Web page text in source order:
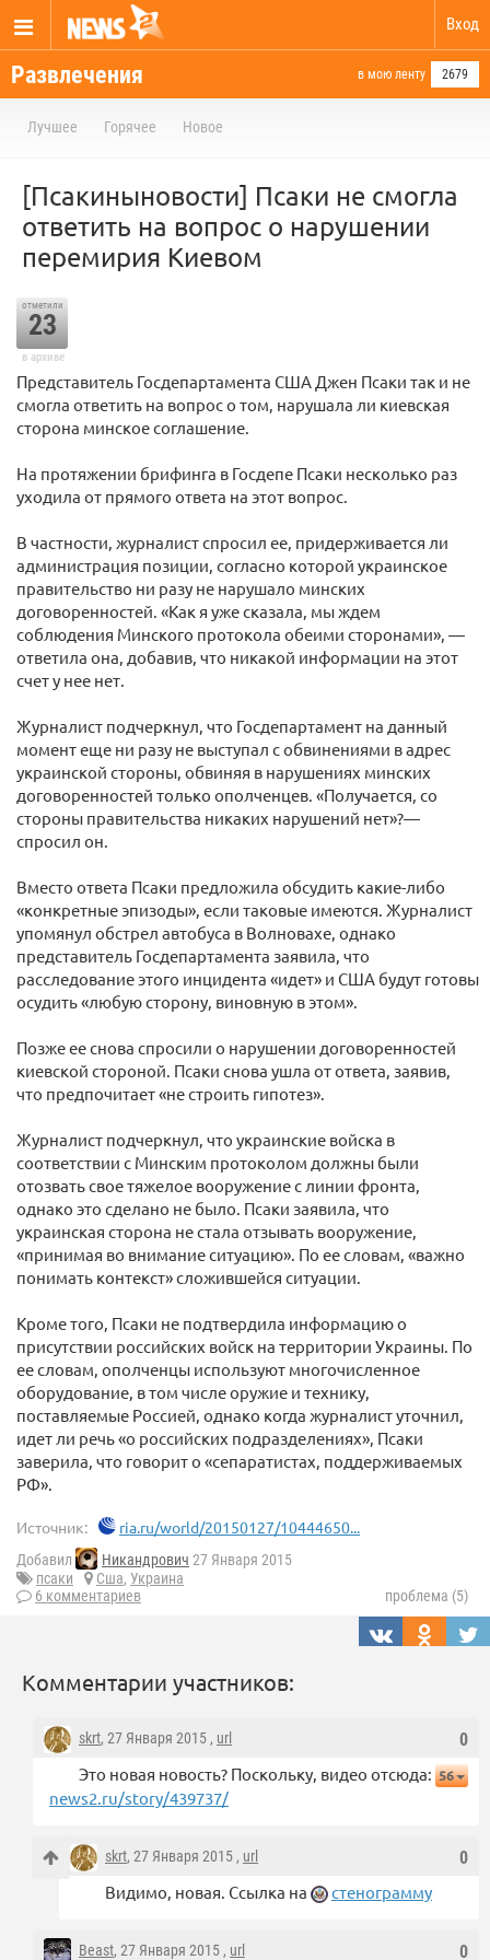
Вход
Развлечения в мою ленту 2679
Лучшее Горячее Новое
[Псакиныновости] Псаки не смогла
ответить на вопрос о нарушении
перемирия Киевом
отметили
23
в архиве
Представитель Госдепартамента США Джен Псаки так и не
смогла ответить на вопрос о том, нарушала ли киевская
сторона минское соглашение.
На протяжении брифинга в Госдепе Псаки несколько раз
уходила от прямого ответа на этот вопрос.
В частности, журналист спросил ее, придерживается ли
администрация позиции, согласно которой украинское
правительство ни разу не нарушало минских
договоренностей. «Как я уже сказала, мы ждем
соблюдения Минского протокола обеими сторонами», —
ответила она, добавив, что никакой информации на этот
счет у нее нет.
Журналист подчеркнул, что Госдепартамент на данный
момент еще ни разу не выступал с обвинениями в адрес
украинской стороны, обвиняя в нарушениях минских
договоренностей только ополченцев. «Получается, со
стороны правительства никаких нарушений нет»?—
спросил он.
Вместо ответа Псаки предложила обсудить какие-либо
«конкретные эпизоды», если таковые имеются. Журналист
упомянул обстрел автобуса в Волновахе, однако
представитель Госдепартамента заявила, что
расследование этого инцидента «идет» и США будут готовы
осудить «любую сторону, виновную в этом».
Позже ее снова спросили о нарушении договоренностей
киевской стороной. Псаки снова ушла от ответа, заявив,
что предпочитает «не строить гипотез».
Журналист подчеркнул, что украинские войска в
соответствии с Минским протоколом должны были
отозвать свое тяжелое вооружение с линии фронта,
однако это сделано не было. Псаки заявила, что
украинская сторона не стала отзывать вооружение,
«принимая во внимание ситуацию». По ее словам, «важно
понимать контекст» сложившейся ситуации.
Кроме того, Псаки не подтвердила информацию о
присутствии российских войск на территории Украины. По
ее словам, ополченцы используют многочисленное
оборудование, в том числе оружие и технику,
поставляемые Россией, однако когда журналист уточнил,
идет ли речь «о российских подразделениях», Псаки
заверила, что говорит о «сепаратистах, поддерживаемых
РФ».
Источник: ria.ru/world/20150127/10444650...
Добавил Никандрович 27 Января 2015
псаки
Сша, Украина
6 комментариев
проблема (5)
Комментарии участников:
0
skrt, 27 Января 2015 , url
Это новая новость? Поскольку, видео отсюда: 56
news2.ru/story/439737/
0
skrt, 27 Января 2015 , url
Видимо, новая. Ссылка на стенограмму
0
Beast, 27 Января 2015 , url